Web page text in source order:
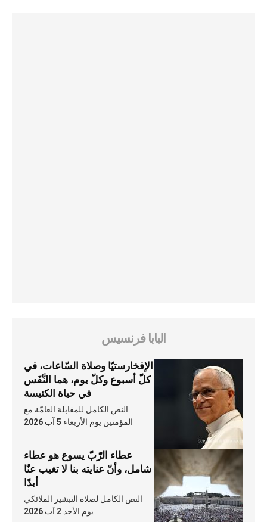
البابا فرنسيس
الإفخارستيّا وصلاة السّاعات، في
كلّ أسبوع وكلّ يوم، هما النَّفَس
في حياة الكنيسة
النص الكامل للمقابلة العامّة مع
المؤمنين يوم الأربعاء 5 آب 2026
عطاء الرّبّ يسوع هو عطاء
شامل، وأنّ عنايته بنا لا تغيب عنّا
أبدًا
النص الكامل لصلاة التبشير الملائكي
يوم الأحد 2 آب 2026